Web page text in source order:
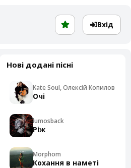
Вхід
Нові додані пісні
Kate Soul, Олексій Копилов
Очі
lumosback
Ріж
Morphom
Кохання в наметі